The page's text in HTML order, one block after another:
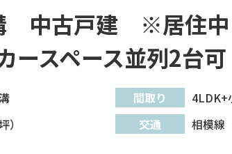
中古戸建 ※居住中
ースペース並列2台可
間取り
4LDK+
） 交通 相模線